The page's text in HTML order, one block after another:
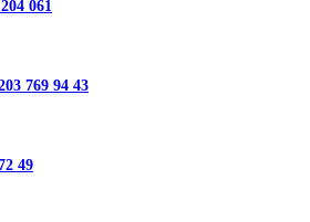
061
769 94 43
49